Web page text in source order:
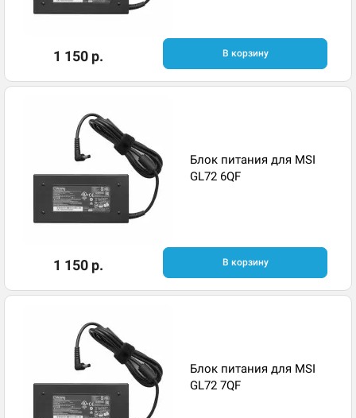
1 150 р. В корзину
Блок питания для MSI
GL72 6QF
1 150 р. В корзину
Блок питания для MSI
GL72 7QF